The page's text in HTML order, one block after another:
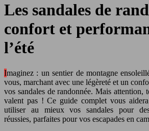
Les sandales de
confort et
l’été
Imaginez : un sentier de montagne ensoleillé, la chaleur estivale, et
vous, marchant avec une légèreté et un
vos sandales de randonnée. Mais attention,
valent pas ! Ce guide complet vous
utiliser au mieux vos sandales pour des
réussies, parfaites pour vos escapades en